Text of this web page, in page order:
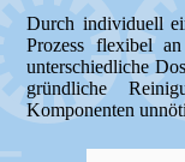
Durch individuell
Prozess flexibel
unterschiedliche
gründliche
Komponenten